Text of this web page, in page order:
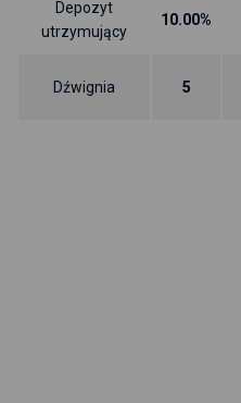
Depozyt
utrzymujący
10.00%
Dźwignia 5